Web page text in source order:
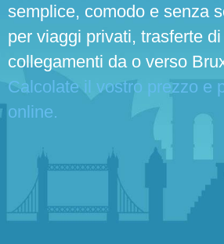
semplice, comodo e senza
per viaggi privati, trasferte
collegamenti da o verso
Calcolate il vostro prezzo e
online.